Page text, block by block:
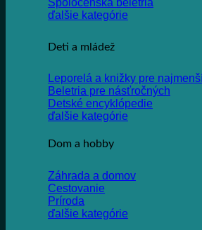
Spoločenská beletria
ďalšie kategórie
Deti a mládež
Leporelá a knižky pre
Beletria pre násťročných
Detské encyklópedie
ďalšie kategórie
Dom a hobby
Záhrada a domov
Cestovanie
Príroda
ďalšie kategórie